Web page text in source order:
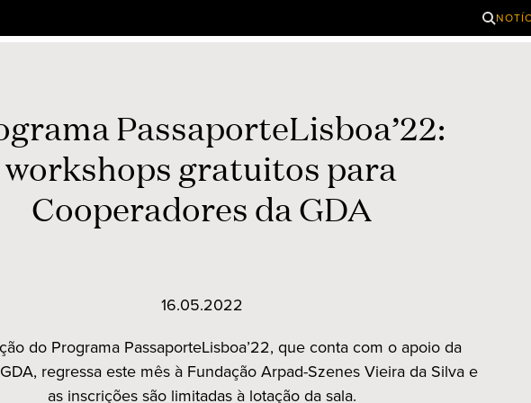
PassaporteLisboa’22:
workshops gratuitos para
Cooperadores da GDA
16.05.2022
do Programa PassaporteLisboa’22, que conta com o apoio da
regressa este mês à Fundação Arpad-Szenes Vieira da Silva e
as inscrições são limitadas à lotação da sala.